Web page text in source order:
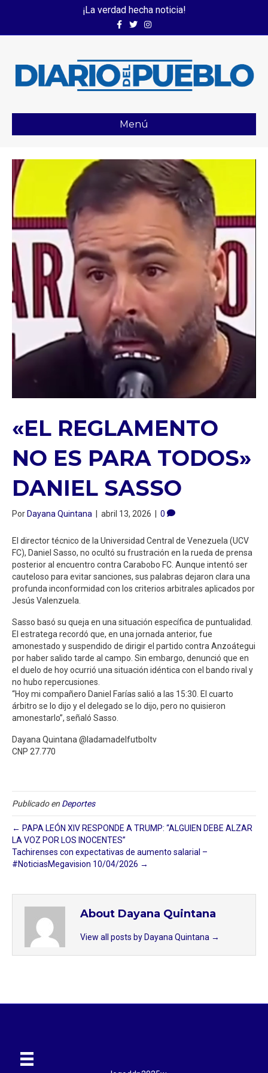
¡La verdad hecha noticia!
FacebookTwitterInstagram
Menú
«EL REGLAMENTO
NO ES PARA TODOS»
DANIEL SASSO
Por Dayana Quintana abril 13, 2026 0
El director técnico de la Universidad Central de Venezuela (UCV
FC), Daniel Sasso, no ocultó su frustración en la rueda de prensa
posterior al encuentro contra Carabobo FC. Aunque intentó ser
cauteloso para evitar sanciones, sus palabras dejaron clara una
profunda inconformidad con los criterios arbitrales aplicados por
Jesús Valenzuela.
Sasso basó su queja en una situación específica de puntualidad.
El estratega recordó que, en una jornada anterior, fue
amonestado y suspendido de dirigir el partido contra Anzoátegui
por haber salido tarde al campo. Sin embargo, denunció que en
el duelo de hoy ocurrió una situación idéntica con el bando rival y
no hubo repercusiones.
​“Hoy mi compañero Daniel Farías salió a las 15:30. El cuarto
árbitro se lo dijo y el delegado se lo dijo, pero no quisieron
amonestarlo”, señaló Sasso.
Dayana Quintana @ladamadelfutboltv
CNP 27.770
Publicado en Deportes
← PAPA LEÓN XIV RESPONDE A TRUMP: “ALGUIEN DEBE ALZAR
LA VOZ POR LOS INOCENTES”
Tachirenses con expectativas de aumento salarial –
#NoticiasMegavision 10/04/2026 →
About Dayana Quintana
View all posts by Dayana Quintana →